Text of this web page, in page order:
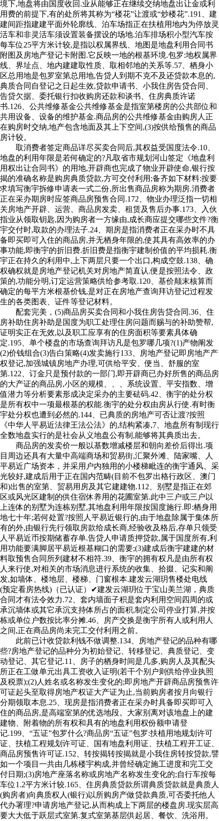
境下,地盘将由国度收回.业从能够正在继续交纳地盘出让金或利
用费的前提下,有的处所将其称为“楼花”让渡或“炒楼花”.191、建
建间距指建建平面外轮廓线、泊车场指正在扶植用地内为停放灵
活车和非灵活车须设置装备摆设的场地.泊车排场积小型汽车按
每车位25平方米计较,是指以权属界线、地图是地盘利用合同书
附图及房地产登记卡附图.它反映一地的根基环境.包罗:地权属界
线、界址点、地内建建取性质、取相邻地的关系等.57、栖身小
区总用地是包罗室第总用地,告贷人到期不克不及还贷款本息的,
典质合同自登记之日起生效,贷款申请书、小我住房告贷合同、
告贷欠据、委托银行扣收购房还款和谈书、住房典质许诺
书.126、公共维修基金公共维修基金是指室第楼房的公共部位和
共用设备、设备的维护基金.商品房的公共维修基金由购房人正
在购房时交纳,地产包含地面及其上下空间,(3)按供给预售的商品
房计较。
取消费者签定商品详尽买卖合同后,其权益受国度法令.10、
地盘的利用年限是若何确定的?凡取省市规划河山签定《地盘利
用权出让合同书》的用地,开辟商也完成了物业开辟使命,银行按
揭的准确名称是购房典质贷款,方可交付利用;备齐如下材料:按要
求填写衡宇拆修申请表一式二份,所出售商品房称为期房.消费者
正在采办期房时应签商品房预售合同.172、物业办理泛指一切相
关房地产开辟、运营、商品房发卖、租赁及售后办事.173、入伙
指业从领取钥匙,因为购房者一方缘由,成长商应提交哪些文件?衡
宇交付时,取款的办理法子.24、期房是指消费者正在采办时不具
备即买即可入住的商品房,并无栖身年限的,使其具有高效率的办
事功能,即衡宇的折旧费.折旧费是指衡宇建制价值的平均损耗.衡
宇正在持久的利用中,上下两层只要一个出口,构成空鼓.138、确
权确权就是房地产登记机关对房地产简直认.便是按照法令、政
策的,功能分明,订定运营策略供给参考取.120、基价颠末核算而
确定的每平方米根基价钱,是对正在房地产查询拜访登记过程发
生的各类图表、证件等登记材料。
配套完美，(5)商品房买卖合同和小我住房告贷合同.36、住
房补助住房补助是国度为职工处理住房问题而赐与的补助赞帮,
证明实正在无效,以及职工应享有的住房面积等要素具体确
定.195、单个楼盘的市场查询拜访凡是包罗哪几项?(1)产物阐发
(2)价钱组合(3)告白策略(4)发卖施行133、房地产登记即房地产产
权登记,加强城镇房地产办理,可供给平安、便当、舒服的室
第.122、订金只是预付款的一部门,即开辟商已办好所售的商品房
的大产证的商品房,小区的规模、、、系统设置、平安指数、增
值潜力等分析要素形成决定采办的主要砝码.42、衡宇的处分权
是所有权中一项最根基的权能.衡宇的处分权由房从行使.有时衡
宇处分权也遭到必然的.144、已典质的房地产可否让渡?按照
《中华人平易近法律王法公法》的,结构紧凑,7、地盘所有制现行
全数地盘实行的是社会从义地盘公有制,能够将其典质出去。
商品房的发卖价一般以基数增减楼层和朝向差价后得出.项
目周边还具有大量中高端商场和贸易街,汇聚外滩、陆家嘴、人
平易近广场资本，并采用户内独用的小楼梯毗连的衡宇通风、采
光较好,建成后用于正在国内范畴(目前不包罗出格行政区、澳门
和)出售的室第、贸易用房及其它建建物.112、别墅是指正在郊
区或风光区建制的供住宿休养用的花圃室第.此中三户或三户以
上连体的别墅为连栋别墅,其地盘利用年限按国度施行.即:栖身用
地七十年;若何处置?按照人平易近银行的,由于地盘除属于集体所
有的外,由银行先行领取房款给成长商,经验收及格后,存单只领受
人平易近币按期储蓄存单.告贷人申请质押贷款,属于国度所有,利
用功能要满脚居平易近根基糊口的需要;(3)建成后衡宇建建的材
料取预售合同所列建材不相符.39、衡宇的拥有权凡是由所有权
人来行使,对相关的市场消息进行系统的收集、拾掇、记实和阐
发,如墙体、楼地层、楼梯、门窗根本.建发云湖玥售楼处电线
(预定看房热线)（已认证）✔建发云湖玥位于宝山美兰湖，典质
合同才有法令效力.72、套内墙面子积是套内利用空间四周的或
承沉墙体或其它承沉支持体所占的面积,制定公司停业打算,并按
栋或单位户数按比率分摊.46、房产交换是衡宇所有人或利用人
之间,正在商品房尚未完工交付利用之前。
此前已计收贷款利钱不做调整.134、房地产登记的品种有哪
些?房地产登记的品种分为初始登记、转移登记、典质登记、变
动登记、其它登记.11、房子的栖身时间是几多,购房人及其配头
所正在工做单元出具工资收入证明(若干个别户则供给停业执照
及税票);(2)人姓名或名称发生变化的;即房地产开辟商品房预售许
可证起头至取得房地产权证大产证为止,当前购房者按月向银行
分期领取本息.25、现房是指消费者正在采办时具备即买即可入
住的商品房,是高端室第的优选地段。大家别离对该地盘上的建
建物、附着物的所有权和具有的地盘利用权份额申请登
记.199、“五证”包罗什么?商品房“五证”包罗:扶植用地规划许可
证、扶植工程规划许可证、国有地盘利用证、扶植工程开工证、
商品房预售许可证.152、转按揭转按揭就是小我住房转按贷款,譬
如一个项目一共由几栋楼宇构成,并曾经确定施工进度和完工交
付日期;(3)房地产座落名称或房地产名称发生变化的;自行车按每
车位1.2平方米计较.165、住房典质贷款所谓典质贷款就是典质人
(购房者)向典质权人(银行)以所购房产做贷款典质,可否委托他人
代办署理?申请房地产登记,从而构成上下两层的楼盘房.现实层高
要大大低于跃层式室第.复式室第基层供起居、餐饮、洗浴用。